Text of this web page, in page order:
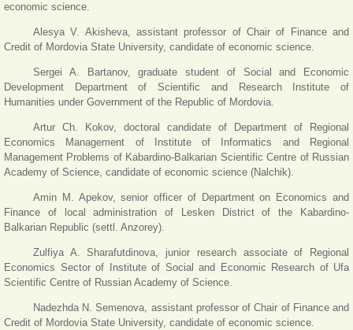
economic science.
Alesya V. Akisheva, assistant professor of Chair of Finance and
Credit of Mordovia State University, candidate of economic science.
Sergei A. Bartanov, graduate student of Social and Economic
Development Department of Scientific and Research Institute of
Humanities under Government of the Republic of Mordovia.
Artur Ch. Kokov, doctoral candidate of Department of Regional
Economics Management of Institute of Informatics and Regional
Management Problems of Kabardino-Balkarian Scientific Centre of Russian
Academy of Science, candidate of economic science (Nalchik).
Amin M. Apekov, senior officer of Department on Economics and
Finance of local administration of Lesken District of the Kabardino-
Balkarian Republic (settl. Anzorey).
Zulfiya A. Sharafutdinova, junior research associate of Regional
Economics Sector of Institute of Social and Economic Research of Ufa
Scientific Centre of Russian Academy of Science.
Nadezhda N. Semenova, assistant professor of Chair of Finance and
Credit of Mordovia State University, candidate of economic science.